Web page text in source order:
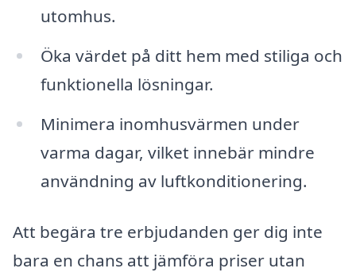
utomhus.
Öka värdet på ditt hem med stiliga och
funktionella lösningar.
Minimera inomhusvärmen under
varma dagar, vilket innebär mindre
användning av luftkonditionering.
Att begära tre erbjudanden ger dig inte
bara en chans att jämföra priser utan